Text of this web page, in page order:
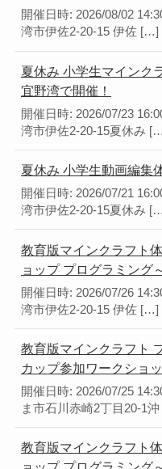
開催日時: 2026/08/02
湾市伊佐2-20-15 伊佐 […]
夏休み 小学生マインク
宜野湾で開催！
開催日時: 2026/07/23
湾市伊佐2-20-15夏休み
夏休み 小学生動画編集
開催日時: 2026/07/21
湾市伊佐2-20-15夏休み
教育版マインクラフト
ョップ プログラミング
開催日時: 2026/07/26
湾市伊佐2-20-15 伊佐 […]
教育版マインクラフト
カップ参加ワークショ
開催日時: 2026/07/25
ま市石川赤崎2丁目20-1
教育版マインクラフト